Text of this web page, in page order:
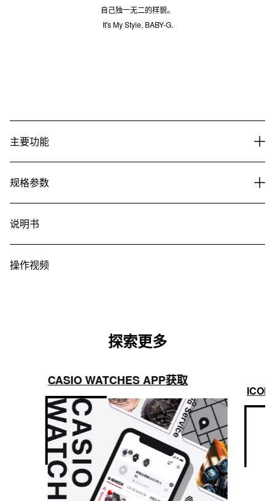
自己独一无二的样貌。
It's My Style, BABY-G.
主要功能
规格参数
说明书
操作视频
探索更多
CASIO WATCHES APP获取